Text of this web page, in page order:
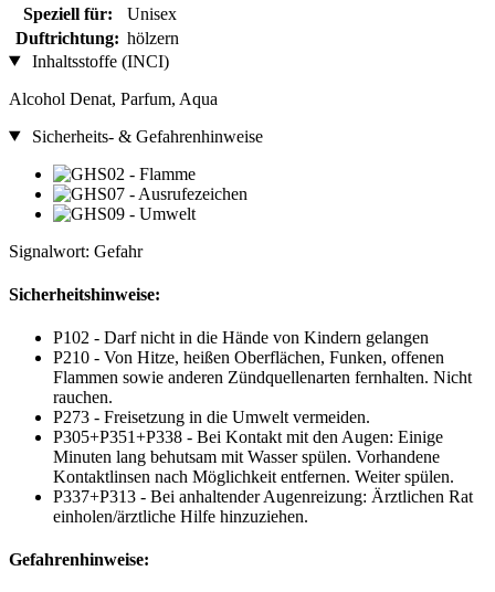
Speziell für:
Unisex
Duftrichtung: hölzern
Inhaltsstoffe (INCI)
Alcohol Denat, Parfum, Aqua
Sicherheits- & Gefahrenhinweise
Signalwort: Gefahr
Sicherheitshinweise:
P102 - Darf nicht in die Hände von Kindern gelangen
P210 - Von Hitze, heißen Oberflächen, Funken, offenen
Flammen sowie anderen Zündquellenarten fernhalten. Nicht
rauchen.
P273 - Freisetzung in die Umwelt vermeiden.
P305+P351+P338 - Bei Kontakt mit den Augen: Einige
Minuten lang behutsam mit Wasser spülen. Vorhandene
Kontaktlinsen nach Möglichkeit entfernen. Weiter spülen.
P337+P313 - Bei anhaltender Augenreizung: Ärztlichen Rat
einholen/ärztliche Hilfe hinzuziehen.
Gefahrenhinweise: